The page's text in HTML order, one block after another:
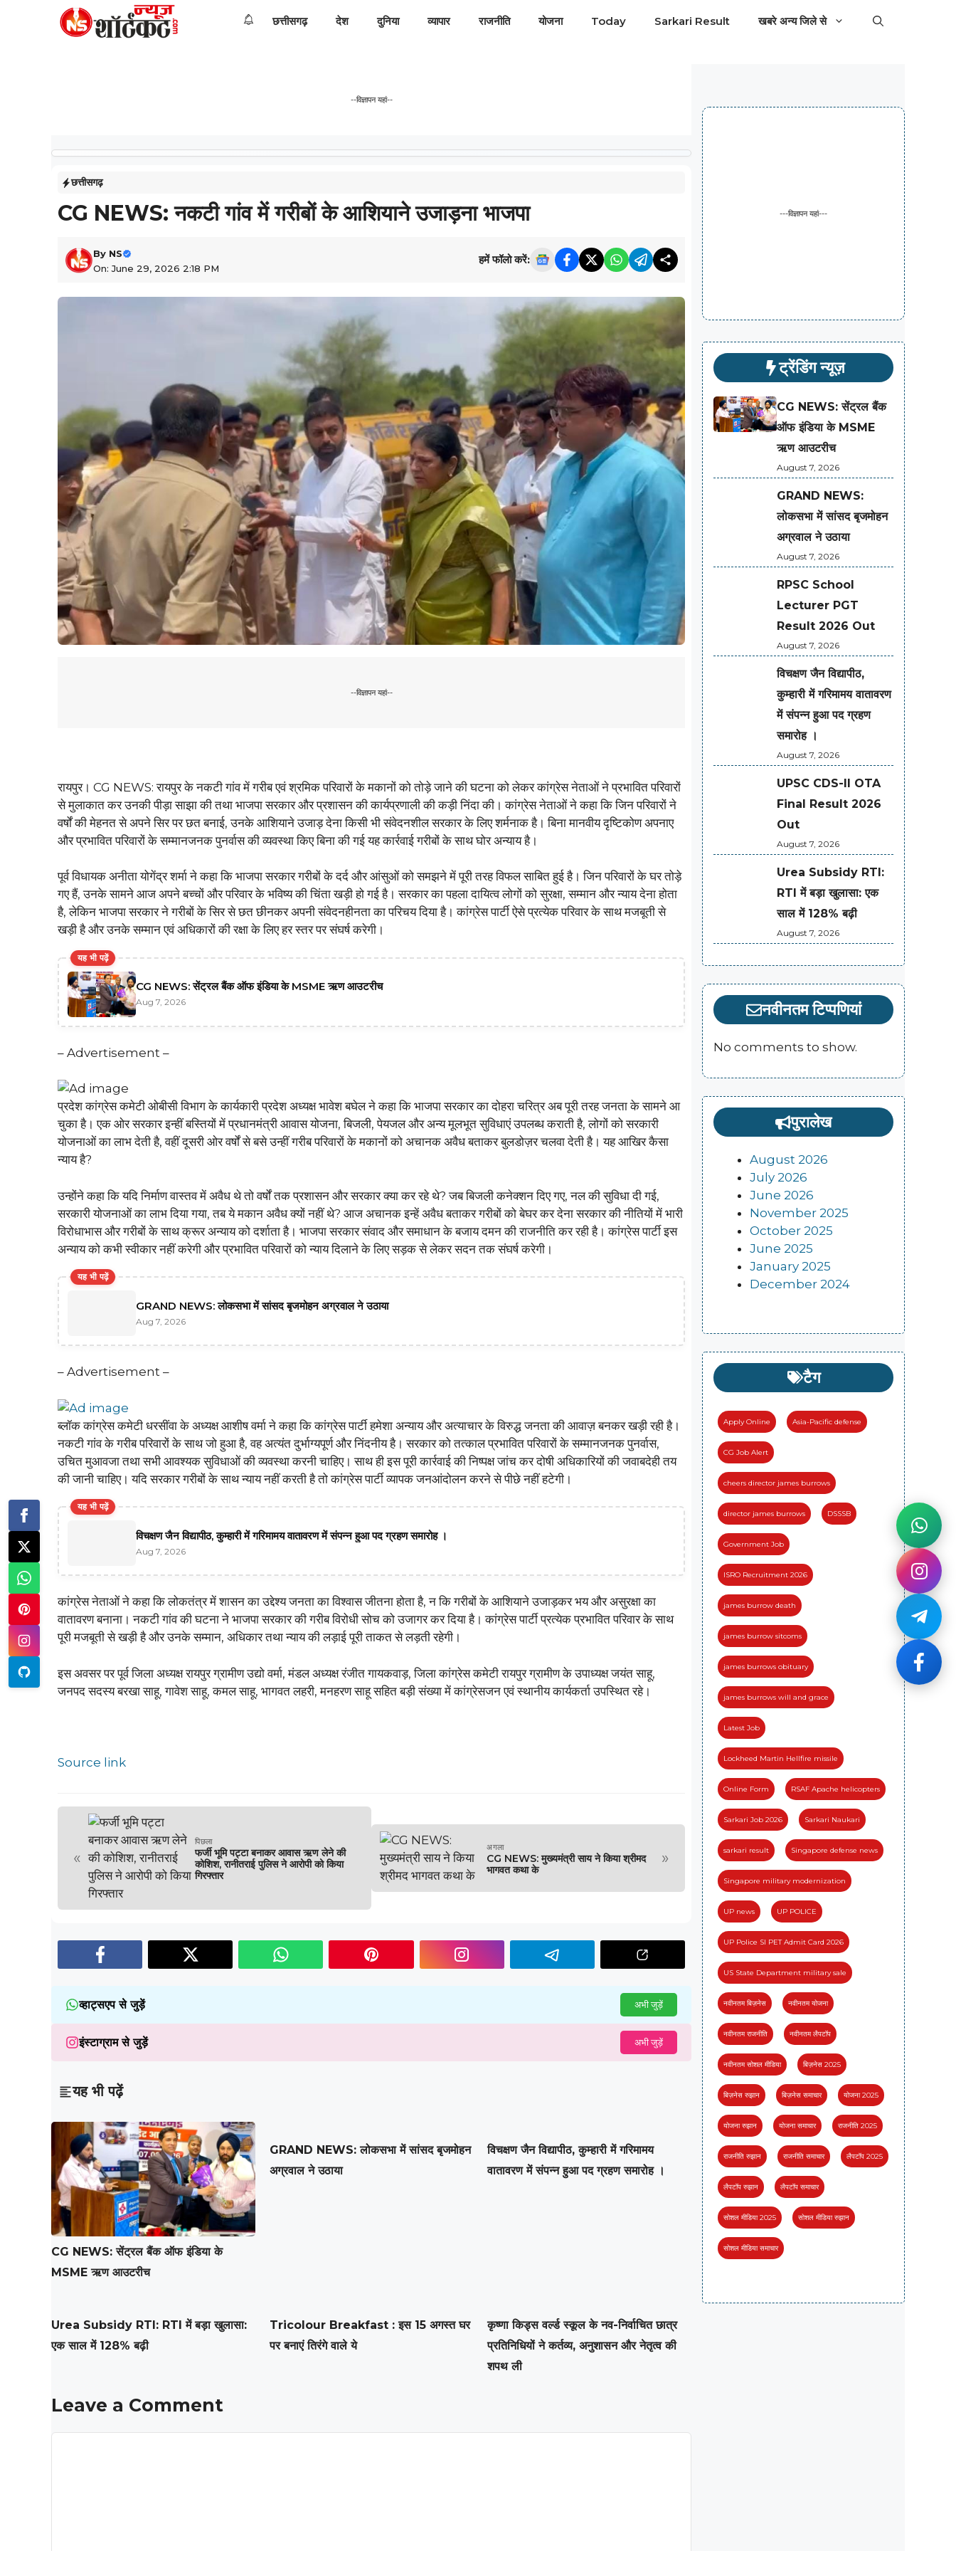
छत्तीसगढ़ देश दुनिया व्यापार राजनीति योजना Today Sarkari Result खबरे अन्य जिले से
--विज्ञापन यहां--
छत्तीसगढ़
CG NEWS: नकटी गांव में गरीबों के आशियाने उजाड़ना भाजपा
By NS
On: June 29, 2026 2:18 PM
हमें फॉलो करें:
--विज्ञापन यहां--
रायपुर। CG NEWS: रायपुर के नकटी गांव में गरीब एवं श्रमिक परिवारों के मकानों को तोड़े जाने की घटना को लेकर कांग्रेस नेताओं ने प्रभावित परिवारों
से मुलाकात कर उनकी पीड़ा साझा की तथा भाजपा सरकार और प्रशासन की कार्यप्रणाली की कड़ी निंदा की। कांग्रेस नेताओं ने कहा कि जिन परिवारों ने
वर्षों की मेहनत से अपने सिर पर छत बनाई, उनके आशियाने उजाड़ देना किसी भी संवेदनशील सरकार के लिए शर्मनाक है। बिना मानवीय दृष्टिकोण अपनाए
और प्रभावित परिवारों के सम्मानजनक पुनर्वास की व्यवस्था किए बिना की गई यह कार्रवाई गरीबों के साथ घोर अन्याय है।
पूर्व विधायक अनीता योगेंद्र शर्मा ने कहा कि भाजपा सरकार गरीबों के दर्द और आंसुओं को समझने में पूरी तरह विफल साबित हुई है। जिन परिवारों के घर तोड़े
गए हैं, उनके सामने आज अपने बच्चों और परिवार के भविष्य की चिंता खड़ी हो गई है। सरकार का पहला दायित्व लोगों को सुरक्षा, सम्मान और न्याय देना होता
है, लेकिन भाजपा सरकार ने गरीबों के सिर से छत छीनकर अपनी संवेदनहीनता का परिचय दिया है। कांग्रेस पार्टी ऐसे प्रत्येक परिवार के साथ मजबूती से
खड़ी है और उनके सम्मान एवं अधिकारों की रक्षा के लिए हर स्तर पर संघर्ष करेगी।
यह भी पढ़ें
CG NEWS: सेंट्रल बैंक ऑफ इंडिया के MSME ऋण आउटरीच
Aug 7, 2026
– Advertisement –
प्रदेश कांग्रेस कमेटी ओबीसी विभाग के कार्यकारी प्रदेश अध्यक्ष भावेश बघेल ने कहा कि भाजपा सरकार का दोहरा चरित्र अब पूरी तरह जनता के सामने आ
चुका है। एक ओर सरकार इन्हीं बस्तियों में प्रधानमंत्री आवास योजना, बिजली, पेयजल और अन्य मूलभूत सुविधाएं उपलब्ध कराती है, लोगों को सरकारी
योजनाओं का लाभ देती है, वहीं दूसरी ओर वर्षों से बसे उन्हीं गरीब परिवारों के मकानों को अचानक अवैध बताकर बुलडोज़र चलवा देती है। यह आखिर कैसा
न्याय है?
उन्होंने कहा कि यदि निर्माण वास्तव में अवैध थे तो वर्षों तक प्रशासन और सरकार क्या कर रहे थे? जब बिजली कनेक्शन दिए गए, नल की सुविधा दी गई,
सरकारी योजनाओं का लाभ दिया गया, तब ये मकान अवैध क्यों नहीं थे? आज अचानक इन्हें अवैध बताकर गरीबों को बेघर कर देना सरकार की नीतियों में भारी
विरोधाभास और गरीबों के साथ क्रूर अन्याय को दर्शाता है। भाजपा सरकार संवाद और समाधान के बजाय दमन की राजनीति कर रही है। कांग्रेस पार्टी इस
अन्याय को कभी स्वीकार नहीं करेगी और प्रभावित परिवारों को न्याय दिलाने के लिए सड़क से लेकर सदन तक संघर्ष करेगी।
यह भी पढ़ें
GRAND NEWS: लोकसभा में सांसद बृजमोहन अग्रवाल ने उठाया
Aug 7, 2026
– Advertisement –
ब्लॉक कांग्रेस कमेटी धरसींवा के अध्यक्ष आशीष वर्मा ने कहा कि कांग्रेस पार्टी हमेशा अन्याय और अत्याचार के विरुद्ध जनता की आवाज़ बनकर खड़ी रही है।
नकटी गांव के गरीब परिवारों के साथ जो हुआ है, वह अत्यंत दुर्भाग्यपूर्ण और निंदनीय है। सरकार को तत्काल प्रभावित परिवारों के सम्मानजनक पुनर्वास,
उचित मुआवजा तथा सभी आवश्यक सुविधाओं की व्यवस्था करनी चाहिए। साथ ही इस पूरी कार्रवाई की निष्पक्ष जांच कर दोषी अधिकारियों की जवाबदेही तय
की जानी चाहिए। यदि सरकार गरीबों के साथ न्याय नहीं करती है तो कांग्रेस पार्टी व्यापक जनआंदोलन करने से पीछे नहीं हटेगी।
यह भी पढ़ें
विचक्षण जैन विद्यापीठ, कुम्हारी में गरिमामय वातावरण में संपन्न हुआ पद ग्रहण समारोह ।
Aug 7, 2026
कांग्रेस नेताओं ने कहा कि लोकतंत्र में शासन का उद्देश्य जनता का विश्वास जीतना होता है, न कि गरीबों के आशियाने उजाड़कर भय और असुरक्षा का
वातावरण बनाना। नकटी गांव की घटना ने भाजपा सरकार की गरीब विरोधी सोच को उजागर कर दिया है। कांग्रेस पार्टी प्रत्येक प्रभावित परिवार के साथ
पूरी मजबूती से खड़ी है और उनके सम्मान, अधिकार तथा न्याय की लड़ाई पूरी ताकत से लड़ती रहेगी।
इस अवसर पर पूर्व जिला अध्यक्ष रायपुर ग्रामीण उद्यो वर्मा, मंडल अध्यक्ष रंजीत गायकवाड़, जिला कांग्रेस कमेटी रायपुर ग्रामीण के उपाध्यक्ष जयंत साहू,
जनपद सदस्य बरखा साहू, गावेश साहू, कमल साहू, भागवत लहरी, मनहरण साहू सहित बड़ी संख्या में कांग्रेसजन एवं स्थानीय कार्यकर्ता उपस्थित रहे।
Source link
«
पिछला
फर्जी भूमि पट्टा बनाकर आवास ऋण लेने की
कोशिश, रानीतराई पुलिस ने आरोपी को किया
गिरफ्तार
अगला
CG NEWS: मुख्यमंत्री साय ने किया श्रीमद
भागवत कथा के
»
व्हाट्सएप से जुड़ें अभी जुड़ें
इंस्टाग्राम से जुड़ें अभी जुड़ें
यह भी पढ़ें
CG NEWS: सेंट्रल बैंक ऑफ इंडिया के
MSME ऋण आउटरीच
GRAND NEWS: लोकसभा में सांसद बृजमोहन
अग्रवाल ने उठाया
विचक्षण जैन विद्यापीठ, कुम्हारी में गरिमामय
वातावरण में संपन्न हुआ पद ग्रहण समारोह ।
Urea Subsidy RTI: RTI में बड़ा खुलासा:
एक साल में 128% बढ़ी
Tricolour Breakfast : इस 15 अगस्त घर
पर बनाएं तिरंगे वाले ये
कृष्णा किड्स वर्ल्ड स्कूल के नव-निर्वाचित छात्र
प्रतिनिधियों ने कर्तव्य, अनुशासन और नेतृत्व की
शपथ ली
Leave a Comment
---विज्ञापन यहां---
ट्रेंडिंग न्यूज़
CG NEWS: सेंट्रल बैंक
ऑफ इंडिया के MSME
ऋण आउटरीच
August 7, 2026
GRAND NEWS:
लोकसभा में सांसद बृजमोहन
अग्रवाल ने उठाया
August 7, 2026
RPSC School
Lecturer PGT
Result 2026 Out
August 7, 2026
विचक्षण जैन विद्यापीठ,
कुम्हारी में गरिमामय वातावरण
में संपन्न हुआ पद ग्रहण
समारोह ।
August 7, 2026
UPSC CDS-II OTA
Final Result 2026
Out
August 7, 2026
Urea Subsidy RTI:
RTI में बड़ा खुलासा: एक
साल में 128% बढ़ी
August 7, 2026
नवीनतम टिप्पणियां
No comments to show.
पुरालेख
August 2026
July 2026
June 2026
November 2025
October 2025
June 2025
January 2025
December 2024
टैग
Apply Online Asia-Pacific defense
CG Job Alert
cheers director james burrows
director james burrows DSSSB
Government Job
ISRO Recruitment 2026
james burrow death
james burrow sitcoms
james burrows obituary
james burrows will and grace
Latest Job
Lockheed Martin Hellfire missile
Online Form RSAF Apache helicopters
Sarkari Job 2026 Sarkari Naukari
sarkari result Singapore defense news
Singapore military modernization
UP news UP POLICE
UP Police SI PET Admit Card 2026
US State Department military sale
नवीनतम बिज़नेस नवीनतम योजना
नवीनतम राजनीति नवीनतम लैपटॉप
नवीनतम सोशल मीडिया बिज़नेस 2025
बिज़नेस रुझान बिज़नेस समाचार योजना 2025
योजना रुझान योजना समाचार राजनीति 2025
राजनीति रुझान राजनीति समाचार लैपटॉप 2025
लैपटॉप रुझान लैपटॉप समाचार
सोशल मीडिया 2025 सोशल मीडिया रुझान
सोशल मीडिया समाचार